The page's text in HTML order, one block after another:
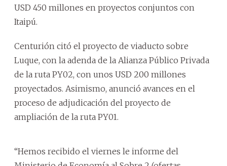
USD 450 millones en proyectos conjuntos con
Itaipú.
Centurión citó el proyecto de viaducto sobre
Luque, con la adenda de la Alianza Público Privada
de la ruta PY02, con unos USD 200 millones
proyectados. Asimismo, anunció avances en el
proceso de adjudicación del proyecto de
ampliación de la ruta PY01.
“Hemos recibido el viernes le informe del